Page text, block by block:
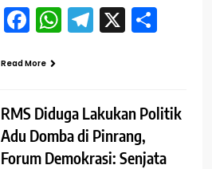
Facebook
WhatsApp
Telegram
X
Read More
RMS Diduga Lakukan Politik
Adu Domba di Pinrang,
Forum Demokrasi: Senjata